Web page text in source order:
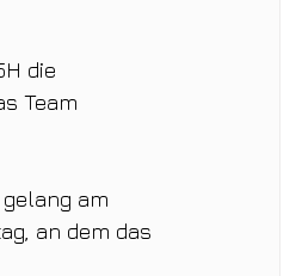
die
Team
am
an dem das